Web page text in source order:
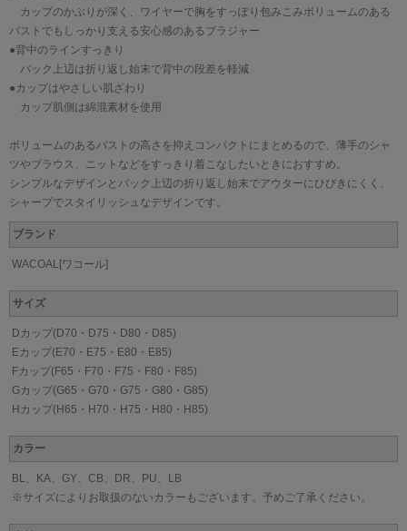
カップのかぶりが深く、ワイヤーで胸をすっぽり包みこみボリュームのある
バストでもしっかり支える安心感のあるブラジャー
●背中のラインすっきり
バック上辺は折り返し始末で背中の段差を軽減
●カップはやさしい肌ざわり
カップ肌側は綿混素材を使用
ボリュームのあるバストの高さを抑えコンパクトにまとめるので、薄手のシャ
ツやブラウス、ニットなどをすっきり着こなしたいときにおすすめ。
シンプルなデザインとバック上辺の折り返し始末でアウターにひびきにくく、
シャープでスタイリッシュなデザインです。
ブランド
WACOAL[ワコール]
サイズ
Dカップ(D70・D75・D80・D85)
Eカップ(E70・E75・E80・E85)
Fカップ(F65・F70・F75・F80・F85)
Gカップ(G65・G70・G75・G80・G85)
Hカップ(H65・H70・H75・H80・H85)
カラー
BL、KA、GY、CB、DR、PU、LB
※サイズによりお取扱のないカラーもございます。予めご了承ください。